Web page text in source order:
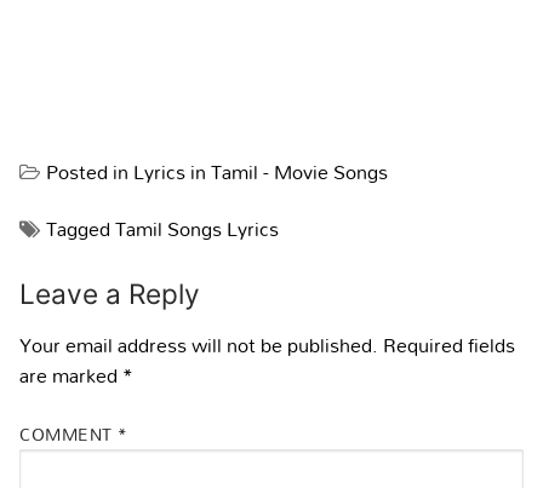
Posted inLyrics in Tamil - Movie Songs
TaggedTamil Songs Lyrics
Leave a Reply
Your email address will not be published. Required fields
are marked*
COMMENT *